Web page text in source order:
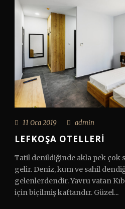
11 Oca 2019 admin
LEFKOŞA OTELLERI
Tatil denildiğinde akla pek çok
gelir. Deniz, kum ve sahil
gelenlerdendir. Yavru vatan
için biçilmiş kaftandır. Güzel...